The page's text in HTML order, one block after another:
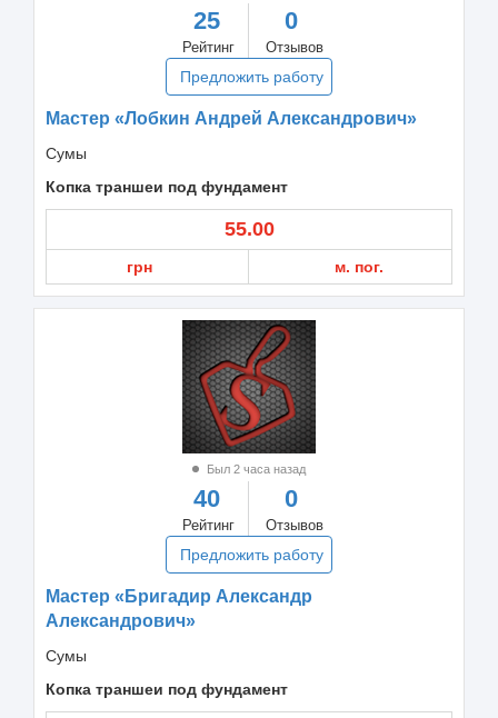
25
Рейтинг
0
Отзывов
Предложить работу
Мастер «Лобкин Андрей Александрович»
Сумы
Копка траншеи под фундамент
55.00
грн м. пог.
Был 2 часа назад
40
Рейтинг
0
Отзывов
Предложить работу
Мастер «Бригадир Александр
Александрович»
Сумы
Копка траншеи под фундамент